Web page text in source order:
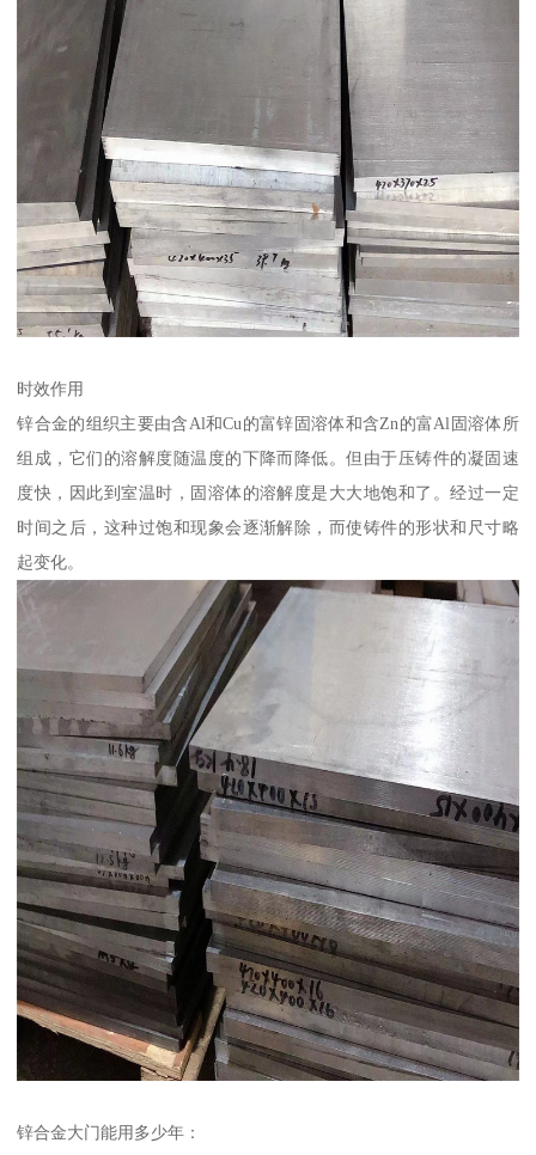
时效作用
锌合金的组织主要由含Al和Cu的富锌固溶体和含Zn的富Al固溶体所
组成，它们的溶解度随温度的下降而降低。但由于压铸件的凝固速
度快，因此到室温时，固溶体的溶解度是大大地饱和了。经过一定
时间之后，这种过饱和现象会逐渐解除，而使铸件的形状和尺寸略
起变化。
锌合金大门能用多少年：